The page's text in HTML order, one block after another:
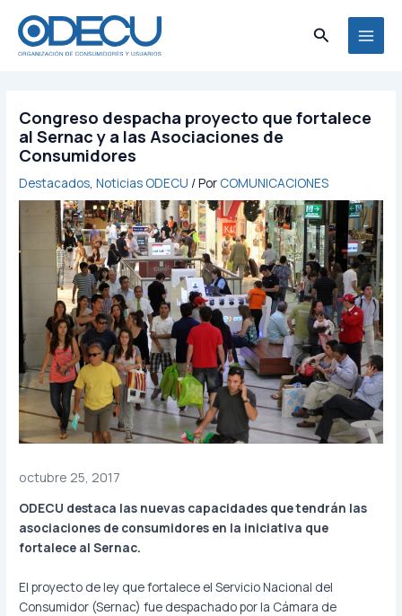
contenido
Buscar
Congreso despacha proyecto que fortalece
al Sernac y a las Asociaciones de
Consumidores
Destacados,Noticias ODECU / Por COMUNICACIONES
octubre 25, 2017
ODECU destaca las nuevas capacidades que tendrán las
asociaciones de consumidores en la iniciativa que
fortalece al Sernac.
El proyecto de ley que fortalece el Servicio Nacional del
Consumidor (Sernac) fue despachado por la Cámara de